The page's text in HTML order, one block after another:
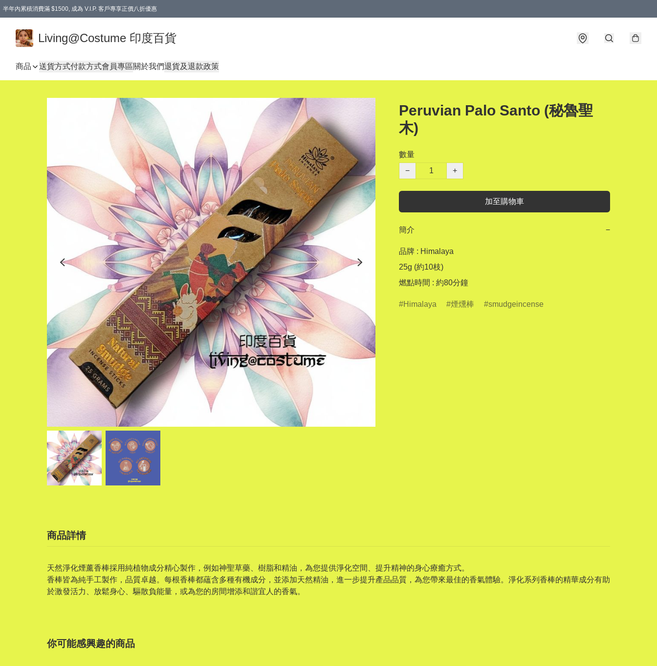
半年內累積消費滿 $1500, 成為 V.I.P. 客戶專享正價八折優惠
Living@Costume 印度百貨
商品 送貨方式付款方式會員專區關於我們退貨及退款政策
Peruvian Palo Santo (秘魯聖
木)
數量
−
+
加至購物車
簡介 −
品牌 : Himalaya
25g (約10枝)
燃點時間 : 約80分鐘
Himalaya 煙燻棒 smudgeincense
商品詳情
天然淨化煙薰香棒採用純植物成分精心製作，例如神聖草藥、樹脂和精油，為您提供淨化空間、提升精神的身心療癒方式。
香棒皆為純手工製作，品質卓越。每根香棒都蘊含多種有機成分，並添加天然精油，進一步提升產品品質，為您帶來最佳的香氣體驗。淨化系列香棒的精華成分有助
於激發活力、放鬆身心、驅散負能量，或為您的房間增添和諧宜人的香氣。
你可能感興趣的商品